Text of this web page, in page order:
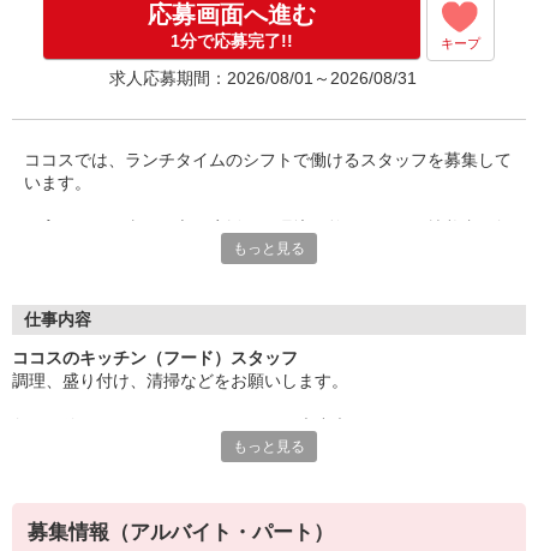
早朝手当（5:00〜8:00）時給＋100円
応募画面へ進む
1分で応募完了!! キープ
求人応募期間：2026/08/01～2026/08/31
ココスでは、ランチタイムのシフトで働けるスタッフを募集して
います。
シフトは柔軟に対応でき、急な予定変更にも安心。未経験でも丁
安心してスタートできます。
り。
もっと見る
仕事内容
ココスのキッチン（フード）スタッフ
調理、盛り付け、清掃などをお願いします。
まずは盛り付けやお皿洗いなどからお任せするので
ゆくゆくはハンバーグやスパゲッティなどのメニューも担当してい
ただきます。
もっと見る
募集情報（アルバイト・パート）